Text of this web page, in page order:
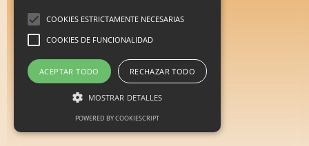
COOKIES ESTRICTAMENTE NECESARIAS
COOKIES DE FUNCIONALIDAD
ACEPTAR TODO RECHAZAR TODO
MOSTRAR DETALLES
POWERED BY COOKIESCRIPT